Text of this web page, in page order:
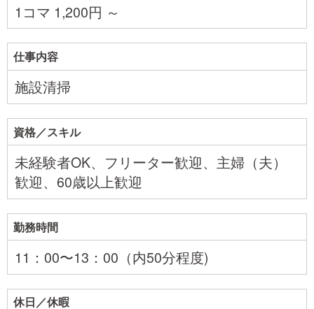
1コマ 1,200円 ～
仕事内容
施設清掃
資格／スキル
未経験者OK、フリーター歓迎、主婦（夫）
歓迎、60歳以上歓迎
勤務時間
11：00〜13：00（内50分程度)
休日／休暇